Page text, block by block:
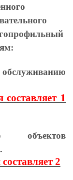
обслуживанию
1
объектов
2